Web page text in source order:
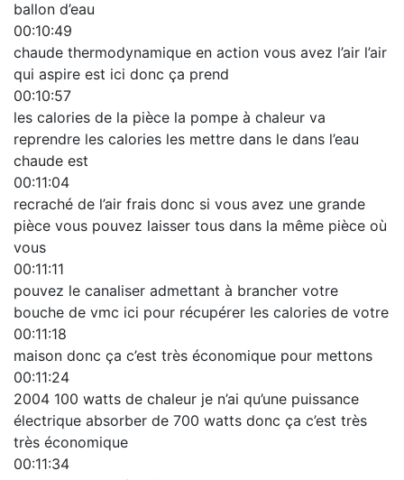
ballon d’eau
00:10:49
chaude thermodynamique en action vous avez l’air l’air
qui aspire est ici donc ça prend
00:10:57
les calories de la pièce la pompe à chaleur va
reprendre les calories les mettre dans le dans l’eau
chaude est
00:11:04
recraché de l’air frais donc si vous avez une grande
pièce vous pouvez laisser tous dans la même pièce où
vous
00:11:11
pouvez le canaliser admettant à brancher votre
bouche de vmc ici pour récupérer les calories de votre
00:11:18
maison donc ça c’est très économique pour mettons
00:11:24
2004 100 watts de chaleur je n’ai qu’une puissance
électrique absorber de 700 watts donc ça c’est très
très économique
00:11:34